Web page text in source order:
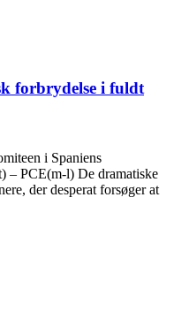
forbrydelse i fuldt
i Spaniens
– PCE(m-l) De dramatiske
der desperat forsøger at